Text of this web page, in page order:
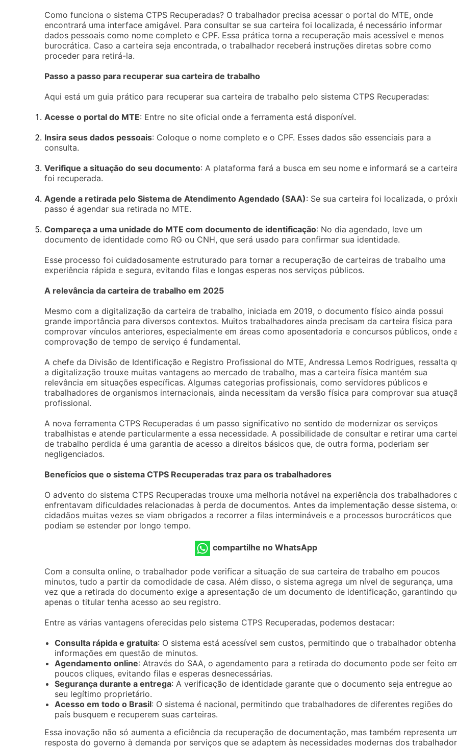
Como funciona o sistema CTPS Recuperadas? O trabalhador precisa acessar o portal do MTE, onde
encontrará uma interface amigável. Para consultar se sua carteira foi localizada, é necessário informar
dados pessoais como nome completo e CPF. Essa prática torna a recuperação mais acessível e menos
burocrática. Caso a carteira seja encontrada, o trabalhador receberá instruções diretas sobre como
proceder para retirá-la.
Passo a passo para recuperar sua carteira de trabalho
Aqui está um guia prático para recuperar sua carteira de trabalho pelo sistema CTPS Recuperadas:
Acesse o portal do MTE: Entre no site oficial onde a ferramenta está disponível.
Insira seus dados pessoais: Coloque o nome completo e o CPF. Esses dados são essenciais para a
consulta.
Verifique a situação do seu documento: A plataforma fará a busca em seu nome e informará se a carteira
foi recuperada.
Agende a retirada pelo Sistema de Atendimento Agendado (SAA): Se sua carteira foi localizada, o
passo é agendar sua retirada no MTE.
Compareça a uma unidade do MTE com documento de identificação: No dia agendado, leve um
documento de identidade como RG ou CNH, que será usado para confirmar sua identidade.
Esse processo foi cuidadosamente estruturado para tornar a recuperação de carteiras de trabalho uma
experiência rápida e segura, evitando filas e longas esperas nos serviços públicos.
A relevância da carteira de trabalho em 2025
Mesmo com a digitalização da carteira de trabalho, iniciada em 2019, o documento físico ainda possui
grande importância para diversos contextos. Muitos trabalhadores ainda precisam da carteira física para
comprovar vínculos anteriores, especialmente em áreas como aposentadoria e concursos públicos, onde
comprovação de tempo de serviço é fundamental.
A chefe da Divisão de Identificação e Registro Profissional do MTE, Andressa Lemos Rodrigues, ressalta
a digitalização trouxe muitas vantagens ao mercado de trabalho, mas a carteira física mantém sua
relevância em situações específicas. Algumas categorias profissionais, como servidores públicos e
trabalhadores de organismos internacionais, ainda necessitam da versão física para comprovar sua
profissional.
A nova ferramenta CTPS Recuperadas é um passo significativo no sentido de modernizar os serviços
trabalhistas e atende particularmente a essa necessidade. A possibilidade de consultar e retirar uma
de trabalho perdida é uma garantia de acesso a direitos básicos que, de outra forma, poderiam ser
negligenciados.
Benefícios que o sistema CTPS Recuperadas traz para os trabalhadores
O advento do sistema CTPS Recuperadas trouxe uma melhoria notável na experiência dos trabalhadores
enfrentavam dificuldades relacionadas à perda de documentos. Antes da implementação desse sistema,
cidadãos muitas vezes se viam obrigados a recorrer a filas intermináveis e a processos burocráticos que
podiam se estender por longo tempo.
compartilhe no WhatsApp
Com a consulta online, o trabalhador pode verificar a situação de sua carteira de trabalho em poucos
minutos, tudo a partir da comodidade de casa. Além disso, o sistema agrega um nível de segurança, uma
vez que a retirada do documento exige a apresentação de um documento de identificação, garantindo
apenas o titular tenha acesso ao seu registro.
Entre as várias vantagens oferecidas pelo sistema CTPS Recuperadas, podemos destacar:
Consulta rápida e gratuita: O sistema está acessível sem custos, permitindo que o trabalhador obtenha
informações em questão de minutos.
Agendamento online: Através do SAA, o agendamento para a retirada do documento pode ser feito
poucos cliques, evitando filas e esperas desnecessárias.
Segurança durante a entrega: A verificação de identidade garante que o documento seja entregue ao
seu legítimo proprietário.
Acesso em todo o Brasil: O sistema é nacional, permitindo que trabalhadores de diferentes regiões do
país busquem e recuperem suas carteiras.
Essa inovação não só aumenta a eficiência da recuperação de documentação, mas também representa
resposta do governo à demanda por serviços que se adaptem às necessidades modernas dos